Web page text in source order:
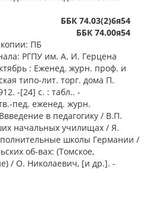
ББК 74.03(2)6я54
ББК 74.00я54
ПБ
РГПУ им. А. И. Герцена
: Еженед. журн. проф. и
типо-лит. торг. дома П.
-[24] с. : табл.. -
пед. еженед. журн.
в педагогику / В.П.
начальных училищах / Я.
школы Германии /
об-вах: (Томское,
/ О. Николаевич, [и др.]. -